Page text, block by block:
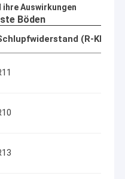
Auswirkungen
Böden
(R-Klasse)